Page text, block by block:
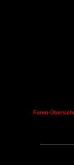
Foren-